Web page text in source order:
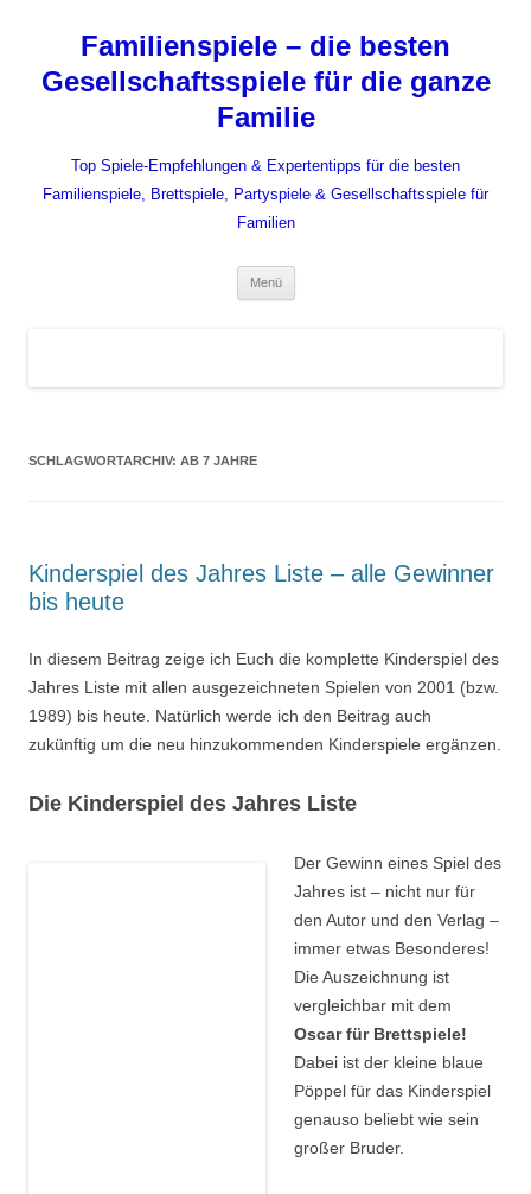
springenFamilienspiele – die besten
Gesellschaftsspiele für die ganze
Familie
Top Spiele-Empfehlungen & Expertentipps für die besten
Familienspiele, Brettspiele, Partyspiele & Gesellschaftsspiele für
Familien
Menü
SCHLAGWORTARCHIV: AB 7 JAHRE
Kinderspiel des Jahres Liste – alle Gewinner
bis heute
In diesem Beitrag zeige ich Euch die komplette Kinderspiel des
Jahres Liste mit allen ausgezeichneten Spielen von 2001 (bzw.
1989) bis heute. Natürlich werde ich den Beitrag auch
zukünftig um die neu hinzukommenden Kinderspiele ergänzen.
Die Kinderspiel des Jahres Liste
Der Gewinn eines Spiel des
Jahres ist – nicht nur für
den Autor und den Verlag –
immer etwas Besonderes!
Die Auszeichnung ist
vergleichbar mit dem
Oscar für Brettspiele!
Dabei ist der kleine blaue
Pöppel für das Kinderspiel
genauso beliebt wie sein
großer Bruder.